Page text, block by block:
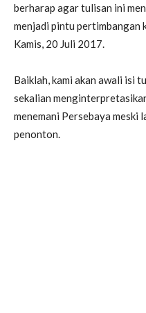
berharap agar tulisan ini
menjadi pintu pertimbangan
Kamis, 20 Juli 2017.
Baiklah, kami akan awali isi
sekalian
menemani Persebaya meski
penonton.